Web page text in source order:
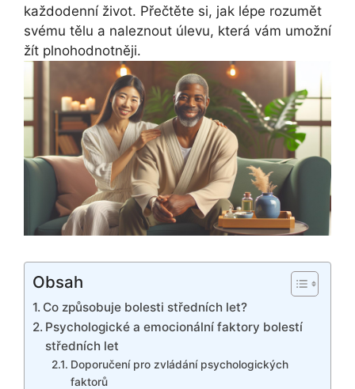
každodenní život. Přečtěte si, jak lépe rozumět
svému tělu a naleznout úlevu, která vám umožní
žít plnohodnotněji.
Obsah
Co způsobuje bolesti středních let?
Psychologické a emocionální faktory bolestí
středních let
Doporučení pro zvládání psychologických
faktorů